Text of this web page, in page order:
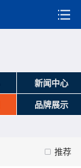
新闻中心
品牌展示
推荐